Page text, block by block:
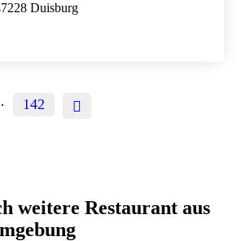
Duisburg
142
weitere Restaurant aus